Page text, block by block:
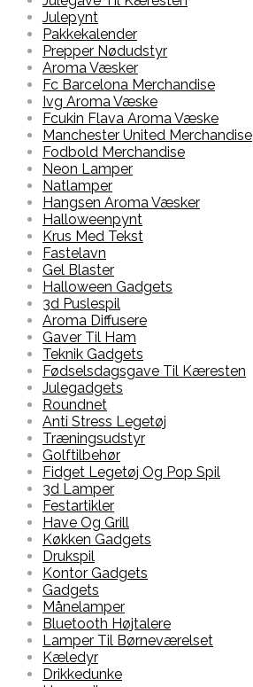
Julepynt
Pakkekalender
Prepper Nødudstyr
Aroma Væsker
Fc Barcelona Merchandise
Ivg Aroma Væske
Fcukin Flava Aroma Væske
Manchester United Merchandise
Fodbold Merchandise
Neon Lamper
Natlamper
Hangsen Aroma Væsker
Halloweenpynt
Krus Med Tekst
Fastelavn
Gel Blaster
Halloween Gadgets
3d Puslespil
Aroma Diffusere
Gaver Til Ham
Teknik Gadgets
Fødselsdagsgave Til Kæresten
Julegadgets
Roundnet
Anti Stress Legetøj
Træningsudstyr
Golftilbehør
Fidget Legetøj Og Pop Spil
3d Lamper
Festartikler
Have Og Grill
Køkken Gadgets
Drukspil
Kontor Gadgets
Gadgets
Månelamper
Bluetooth Højtalere
Lamper Til Børneværelset
Kæledyr
Drikkedunke